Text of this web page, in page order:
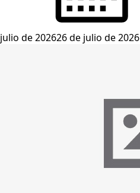
julio de 202626 de julio de 2026